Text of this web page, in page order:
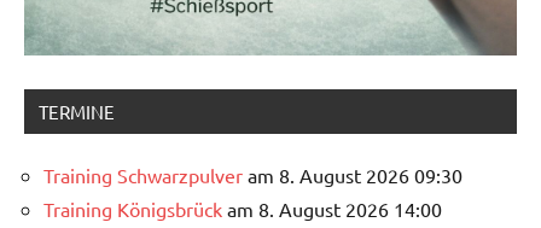
TERMINE
Training Schwarzpulver am 8. August 2026 09:30
Training Königsbrück am 8. August 2026 14:00